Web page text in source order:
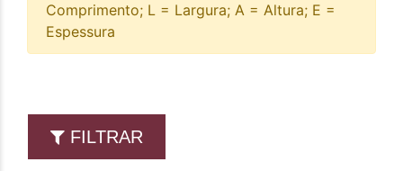
Comprimento; L = Largura; A = Altura; E =
Espessura
FILTRAR